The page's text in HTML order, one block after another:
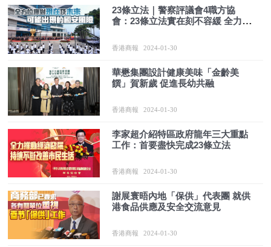
23條立法｜警察評議會4職方協
會：23條立法實在刻不容緩 全力支
香港商報 2024-01-30
華懋集團設計健康美味「金齡美
饌」賀新歲 促進長幼共融
香港商報 2024-01-30
李家超介紹特區政府龍年三大重點
工作：首要盡快完成23條立法
香港商報 2024-01-30
謝展寰晤內地「保供」代表團 就供
港食品供應及安全交流意見
香港商報 2024-01-30